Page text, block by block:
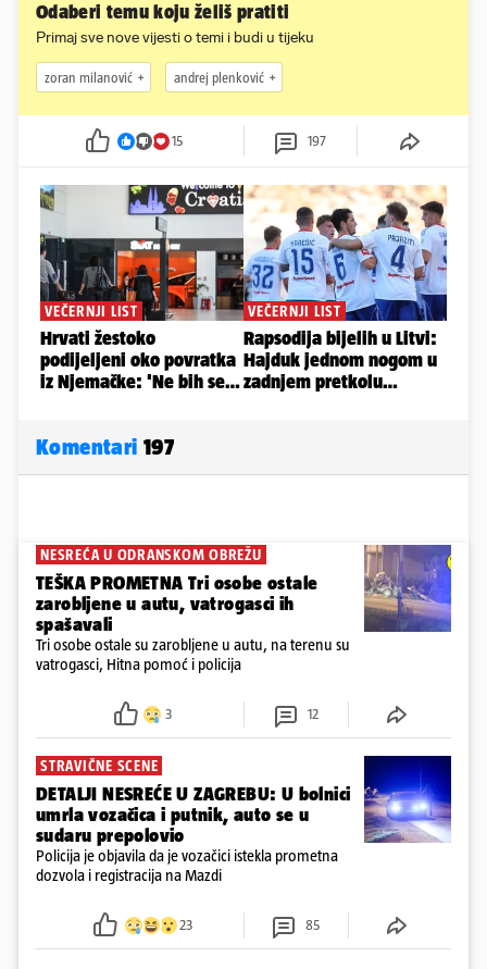
Odaberi temu koju želiš pratiti
Primaj sve nove vijesti o temi i budi u tijeku
zoran milanović andrej plenković
15 197
Komentari 197
NESREĆA U ODRANSKOM OBREŽU
TEŠKA PROMETNA Tri osobe ostale
zarobljene u autu, vatrogasci ih
spašavali
Tri osobe ostale su zarobljene u autu, na terenu su
vatrogasci, Hitna pomoć i policija
3 12
STRAVIČNE SCENE
DETALJI NESREĆE U ZAGREBU: U bolnici
umrla vozačica i putnik, auto se u
sudaru prepolovio
Policija je objavila da je vozačici istekla prometna
dozvola i registracija na Mazdi
23 85